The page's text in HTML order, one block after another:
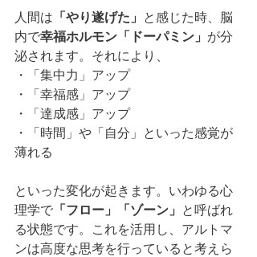
人間は 「やり遂げた」 と感じた時、脳
内で幸福ホルモン「ドーパミン」 が分
泌されます。それにより、
・「集中力」アップ
・「幸福感」アップ
・「達成感」アップ
・「時間」や「自分」といった感覚が
薄れる
といった変化が起きます。いわゆる心
理学で 「フロー」「ゾーン」 と呼ばれ
る状態です。これを活用し、アルトマ
ンは高度な思考を行っていると考えら